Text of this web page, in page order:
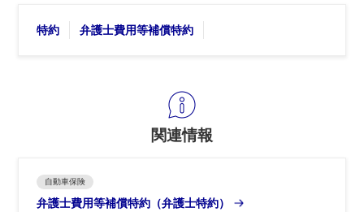
特約 弁護士費用等補償特約
関連情報
自動車保険
弁護士費用等補償特約（弁護士特約）